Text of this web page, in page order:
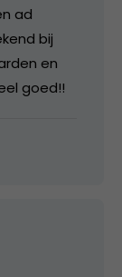
ad
bij
en
goed!!